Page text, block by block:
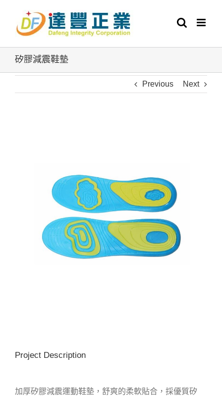
content
矽膠減震鞋墊
Previous Next
Project Description
加厚矽膠減震運動鞋墊，舒爽的柔軟貼合，採優質矽